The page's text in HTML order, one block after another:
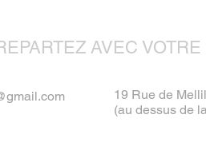
AVEC
19 Rue de
(au dessus de